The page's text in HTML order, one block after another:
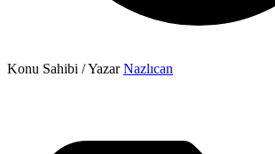
Konu Sahibi / Yazar Nazlıcan